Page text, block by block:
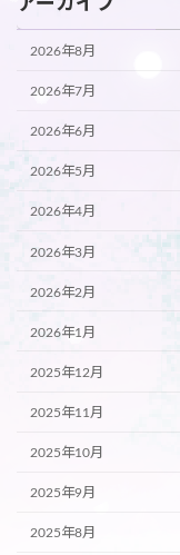
アーカイブ
2026年8月
2026年7月
2026年6月
2026年5月
2026年4月
2026年3月
2026年2月
2026年1月
2025年12月
2025年11月
2025年10月
2025年9月
2025年8月